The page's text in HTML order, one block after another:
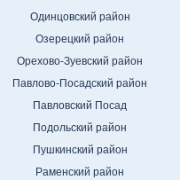
Одинцовский район
Озерецкий район
Орехово-Зуевский район
Павлово-Посадский район
Павловский Посад
Подольский район
Пушкинский район
Раменский район